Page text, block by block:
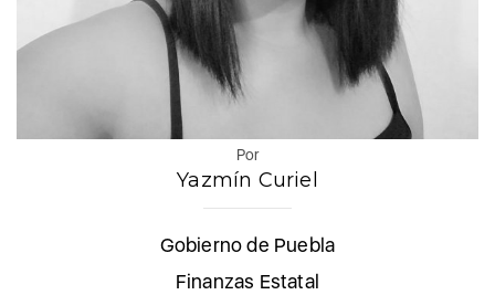
Por
Yazmín Curiel
Gobierno de Puebla
Finanzas Estatal